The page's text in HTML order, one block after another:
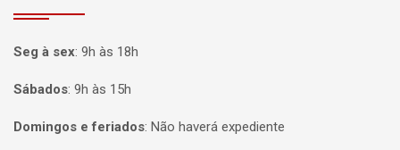
Seg à sex: 9h às 18h
Sábados: 9h às 15h
Domingos e feriados: Não haverá expediente